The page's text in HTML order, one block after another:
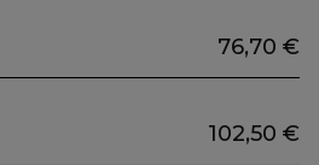
76,70 €
102,50 €